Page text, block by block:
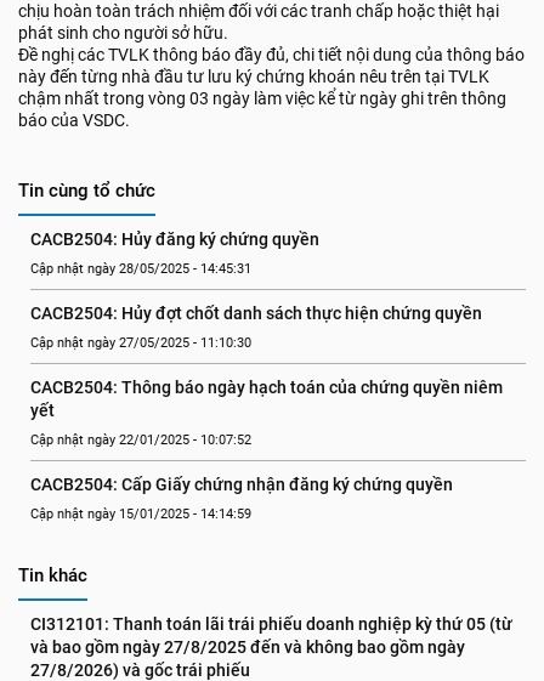
chịu hoàn toàn trách nhiệm đối với các tranh chấp hoặc thiệt hại
phát sinh cho người sở hữu.
Đề nghị các TVLK thông báo đầy đủ, chi tiết nội dung của thông báo
này đến từng nhà đầu tư lưu ký chứng khoán nêu trên tại TVLK
chậm nhất trong vòng 03 ngày làm việc kể từ ngày ghi trên thông
báo của VSDC.
Tin cùng tổ chức
CACB2504: Hủy đăng ký chứng quyền
Cập nhật ngày 28/05/2025 - 14:45:31
CACB2504: Hủy đợt chốt danh sách thực hiện chứng quyền
Cập nhật ngày 27/05/2025 - 11:10:30
CACB2504: Thông báo ngày hạch toán của chứng quyền niêm
yết
Cập nhật ngày 22/01/2025 - 10:07:52
CACB2504: Cấp Giấy chứng nhận đăng ký chứng quyền
Cập nhật ngày 15/01/2025 - 14:14:59
Tin khác
CI312101: Thanh toán lãi trái phiếu doanh nghiệp kỳ thứ 05 (từ
và bao gồm ngày 27/8/2025 đến và không bao gồm ngày
27/8/2026) và gốc trái phiếu